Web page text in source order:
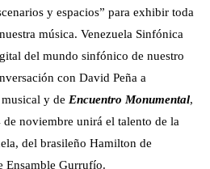
y espacios” para exhibir toda
música. Venezuela Sinfónica
del mundo sinfónico de nuestro
con David Peña a
y de Encuentro Monumental,
noviembre unirá el talento de la
del brasileño Hamilton de
Ensamble Gurrufío.